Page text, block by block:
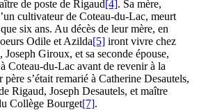
de poste de Rigaud[4]. Sa mère,
cultivateur de Coteau-du-Lac, meurt
six ans. Au décès de leur mère, en
Odile et Azilda[5] iront vivre chez
Giroux, et sa seconde épouse,
Coteau-du-Lac avant de revenir à la
s’était remarié à Catherine Desautels,
Rigaud, Joseph Desautels, et maître
Collège Bourget[7].